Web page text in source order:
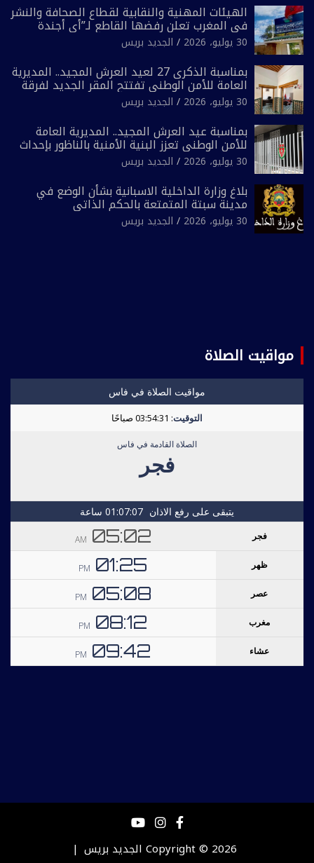
الهيئات المهنية والنقابية لقطاع الصحافة والنشر
في المغرب تعلن رفضها القاطع لـ”أي أجندة
انتخابية مُعدة على مقاس سياسي ومصلحي
ضيق”
30 يوليو، 2026 الجديد بريس
بمناسبة الذكرى 27 لعيد العرش المجيد.. المديرية
العامة للأمن الوطني تفتتح المقر الجديد لفرقة
الشرطة السياحية بفاس
30 يوليو، 2026 الجديد بريس
بمناسبة عيد العرش المجيد.. المديرية العامة
للأمن الوطني تعزز البنية الأمنية بالناظور بإحداث
فرقتين جديدتين
30 يوليو، 2026 الجديد بريس
بلاغ وزارة الداخلية الاسبانية بشأن الوضع في
مدينة سبتة المتمتعة بالحكم الذاتي
30 يوليو، 2026 الجديد بريس
مواقيت الصلاة
Copyright © 2026 الجديد بريس